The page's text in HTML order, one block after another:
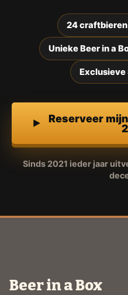
24 craftbieren
Unieke Beer in a
Exclusieve
Reserveer
Sinds 2021 ieder jaar
Beer in a Box